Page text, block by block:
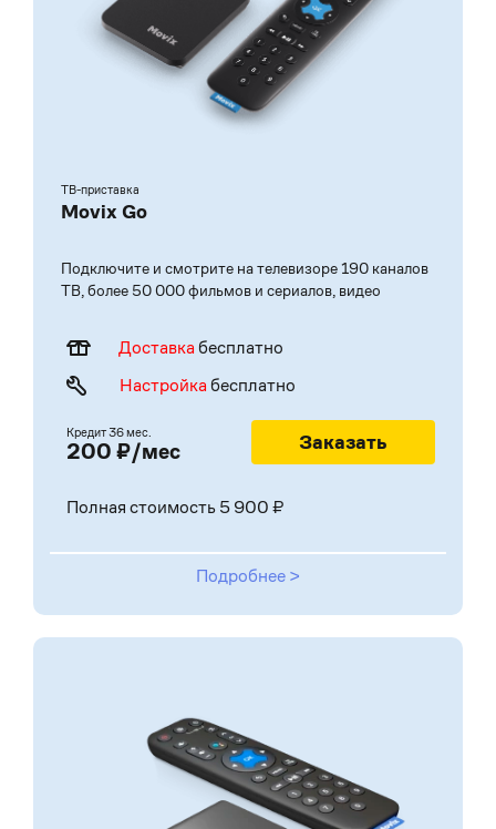
ТВ-приставка
Movix Go
Подключите и смотрите на телевизоре 190 каналов
ТВ, более 50 000 фильмов и сериалов, видео
Доставкабесплатно
Настройкабесплатно
Кредит36 мес.
200 ₽/мес Заказать
Полная стоимость 5 900 ₽
Подробнее >